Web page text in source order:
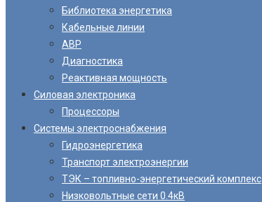
Библиотека энергетика
Кабельные линии
АВР
Диагностика
Реактивная мощность
Силовая электроника
Процессоры
Системы электроснабжения
Гидроэнергетика
Транспорт электроэнергии
ТЭК – топливно-энергетический комплекс
Низковольтные сети 0.4кВ